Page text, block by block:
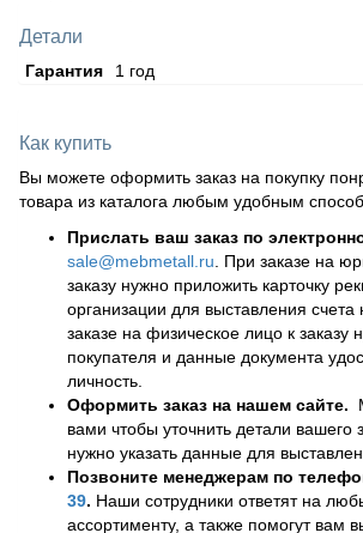
Детали
Гарантия 1 год
Как купить
Вы можете оформить заказ на покупку
товара из каталога любым удобным
Прислать ваш заказ по
sale@mebmetall.ru . При заказе на
заказу нужно приложить карточку
организации для выставления
заказе на физическое лицо к заказу
покупателя и данные документа
личность.
Оформить заказ на нашем сайте.
вами чтобы уточнить детали вашего
нужно указать данные для
Позвоните менеджерам по
39. Наши сотрудники ответят на
ассортименту, а также помогут вам